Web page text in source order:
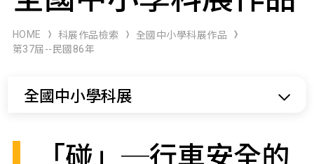
科學研習月刊
HOME 科展作品檢索
全國中小學科展作品
第37屆--民國86年
全國中小學科展
「碰」─行車安全的